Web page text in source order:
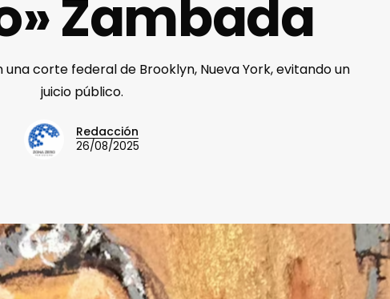
Zambada
corte federal de Brooklyn, Nueva York, evitando un
juicio público.
Redacción
26/08/2025